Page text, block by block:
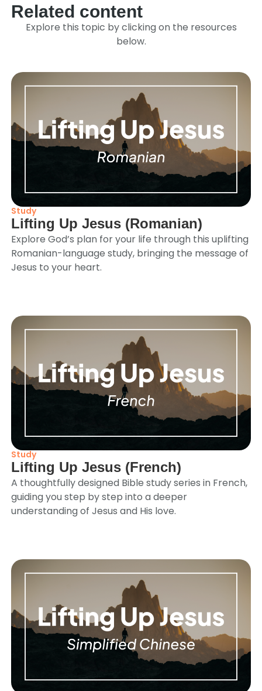
Related content
Explore this topic by clicking on the resources
below.
Study
Lifting Up Jesus (Romanian)
Explore God’s plan for your life through this uplifting
Romanian-language study, bringing the message of
Jesus to your heart.
Study
Lifting Up Jesus (French)
A thoughtfully designed Bible study series in French,
guiding you step by step into a deeper
understanding of Jesus and His love.